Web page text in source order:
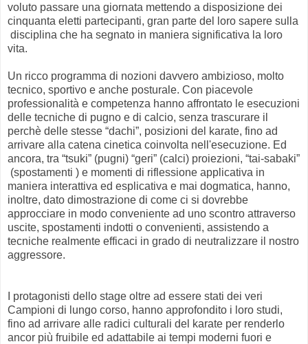
voluto passare una giornata mettendo a disposizione dei
cinquanta eletti partecipanti, gran parte del loro sapere sulla
disciplina che ha segnato in maniera significativa la loro
vita.
Un ricco programma di nozioni davvero ambizioso, molto
tecnico, sportivo e anche posturale. Con piacevole
professionalità e competenza hanno affrontato le esecuzioni
delle tecniche di pugno e di calcio, senza trascurare il
perchè delle stesse “dachi”, posizioni del karate, fino ad
arrivare alla catena cinetica coinvolta nell'esecuzione. Ed
ancora, tra “tsuki” (pugni) “geri” (calci) proiezioni, “tai-sabaki”
(spostamenti ) e momenti di riflessione applicativa in
maniera interattiva ed esplicativa e mai dogmatica, hanno,
inoltre, dato dimostrazione di come ci si dovrebbe
approcciare in modo conveniente ad uno scontro attraverso
uscite, spostamenti indotti o convenienti, assistendo a
tecniche realmente efficaci in grado di neutralizzare il nostro
aggressore.
I protagonisti dello stage oltre ad essere stati dei veri
Campioni di lungo corso, hanno approfondito i loro studi,
fino ad arrivare alle radici culturali del karate per renderlo
ancor più fruibile ed adattabile ai tempi moderni fuori e